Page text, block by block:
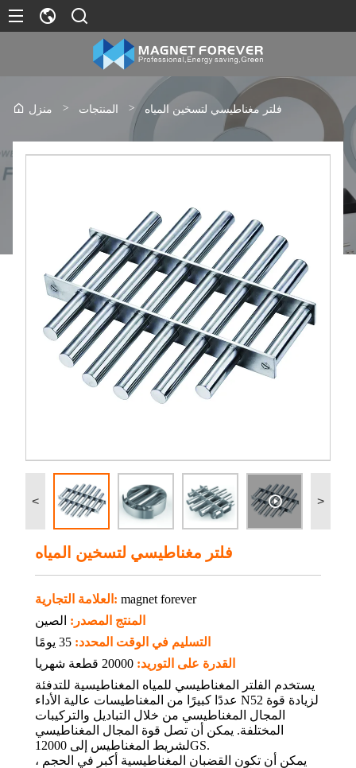
منزل > المنتجات > فلتر مغناطيسي لتسخين المياه
< >
فلتر مغناطيسي لتسخين المياه
العلامة التجارية: magnet forever
المنتج المصدر: الصين
التسليم في الوقت المحدد: 35 يومًا
القدرة على التوريد: 20000 قطعة شهريا
يستخدم الفلتر المغناطيسي للمياه المغناطيسية للتدفئة
عددًا كبيرًا من المغناطيسات عالية الأداء N52 لزيادة قوة
المجال المغناطيسي من خلال التباديل والتركيبات
المختلفة. يمكن أن تصل قوة المجال المغناطيسي
لشريط المغناطيس إلى 12000GS.
يمكن أن تكون القضبان المغناطيسية أكبر في الحجم ،